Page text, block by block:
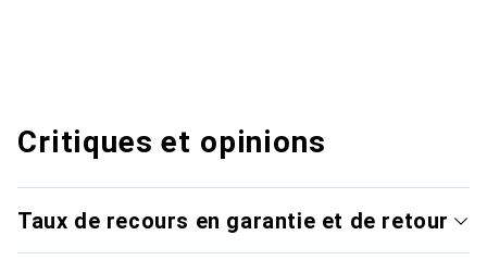
Critiques et opinions
Taux de recours en garantie et de retour